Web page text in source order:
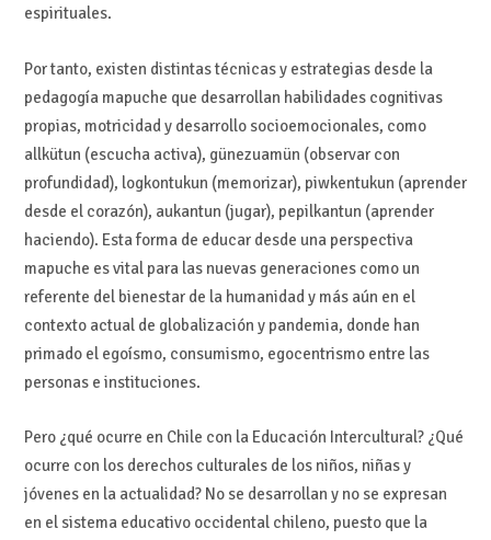
espirituales.
Por tanto, existen distintas técnicas y estrategias desde la
pedagogía mapuche que desarrollan habilidades cognitivas
propias, motricidad y desarrollo socioemocionales, como
allkütun (escucha activa), günezuamün (observar con
profundidad), logkontukun (memorizar), piwkentukun (aprender
desde el corazón), aukantun (jugar), pepilkantun (aprender
haciendo). Esta forma de educar desde una perspectiva
mapuche es vital para las nuevas generaciones como un
referente del bienestar de la humanidad y más aún en el
contexto actual de globalización y pandemia, donde han
primado el egoísmo, consumismo, egocentrismo entre las
personas e instituciones.
Pero ¿qué ocurre en Chile con la Educación Intercultural? ¿Qué
ocurre con los derechos culturales de los niños, niñas y
jóvenes en la actualidad? No se desarrollan y no se expresan
en el sistema educativo occidental chileno, puesto que la